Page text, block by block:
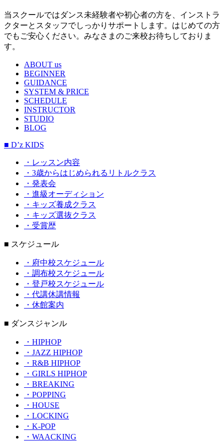
当スクールではダンス未経験者や初心者の方を、インストラ
クターとスタッフでしっかりサポートします。はじめての方
でもご安心ください。みなさまのご来校お待ちしておりま
す。
ABOUT us
BEGINNER
GUIDANCE
SYSTEM & PRICE
SCHEDULE
INSTRUCTOR
STUDIO
BLOG
■ D’z KIDS
・レッスン内容
・3歳からはじめられるリトルクラス
・発表会
・進級オーディション
・キッズ養成クラス
・キッズ選抜クラス
・受賞歴
■ スケジュール
・府中校スケジュール
・調布校スケジュール
・登戸校スケジュール
・代講休講情報
・休館案内
■ ダンスジャンル
・HIPHOP
・JAZZ HIPHOP
・R&B HIPHOP
・GIRLS HIPHOP
・BREAKING
・POPPING
・HOUSE
・LOCKING
・K-POP
・WAACKING